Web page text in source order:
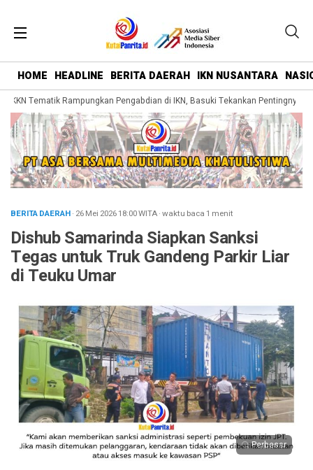
HOME HEADLINE BERITA DAERAH IKN NUSANTARA
Tematik Rampungkan Pengabdian di IKN, Basuki Tekankan Pentingnya
BERITA DAERAH· 26 Mei 202618:00WITA·waktu baca 1 menit
Dishub Samarinda Siapkan Sanksi
Tegas untuk Truk Gandeng Parkir Liar
di Teuku Umar
Perbesar